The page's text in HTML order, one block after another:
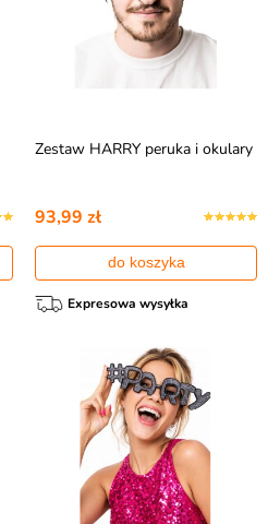
Zestaw HARRY peruka i okulary
93,99 zł
do koszyka
Expresowa wysyłka